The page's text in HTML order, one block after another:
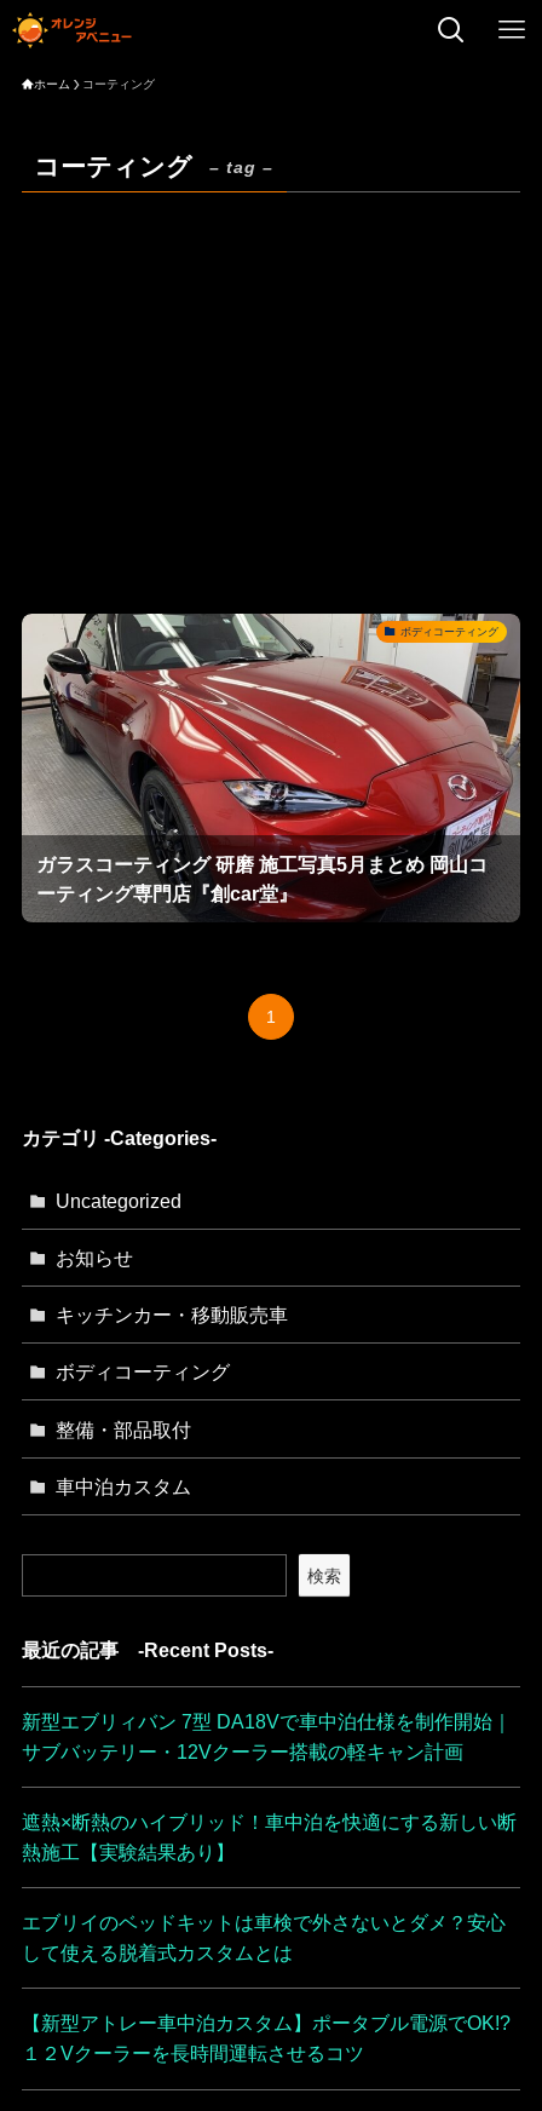
ホーム コーティング
コーティング – tag –
ボディコーティング
ガラスコーティング 研磨 施工写真5月まとめ 岡山コ
ーティング専門店『創car堂』
1
カテゴリ -Categories-
Uncategorized
お知らせ
キッチンカー・移動販売車
ボディコーティング
整備・部品取付
車中泊カスタム
検索
最近の記事 -Recent Posts-
新型エブリィバン 7型 DA18Vで車中泊仕様を制作開始｜
サブバッテリー・12Vクーラー搭載の軽キャン計画
遮熱×断熱のハイブリッド！車中泊を快適にする新しい断
熱施工【実験結果あり】
エブリイのベッドキットは車検で外さないとダメ？安心
して使える脱着式カスタムとは
【新型アトレー車中泊カスタム】ポータブル電源でOK!?
１２Vクーラーを長時間運転させるコツ